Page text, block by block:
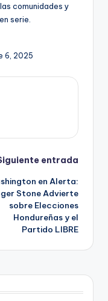
comunidades y
serie.
6, 2025
entrada
en Alerta:
Stone Advierte
sobre Elecciones
Hondureñas y el
Partido LIBRE